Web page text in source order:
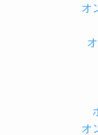
オ
オ